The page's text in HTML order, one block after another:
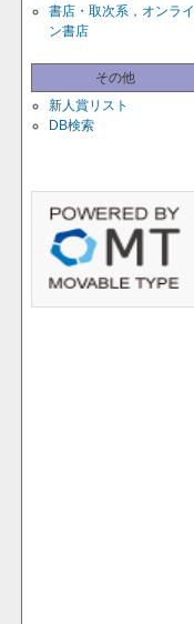
書店・取次系，オンライ
ン書店
その他
新人賞リスト
DB検索